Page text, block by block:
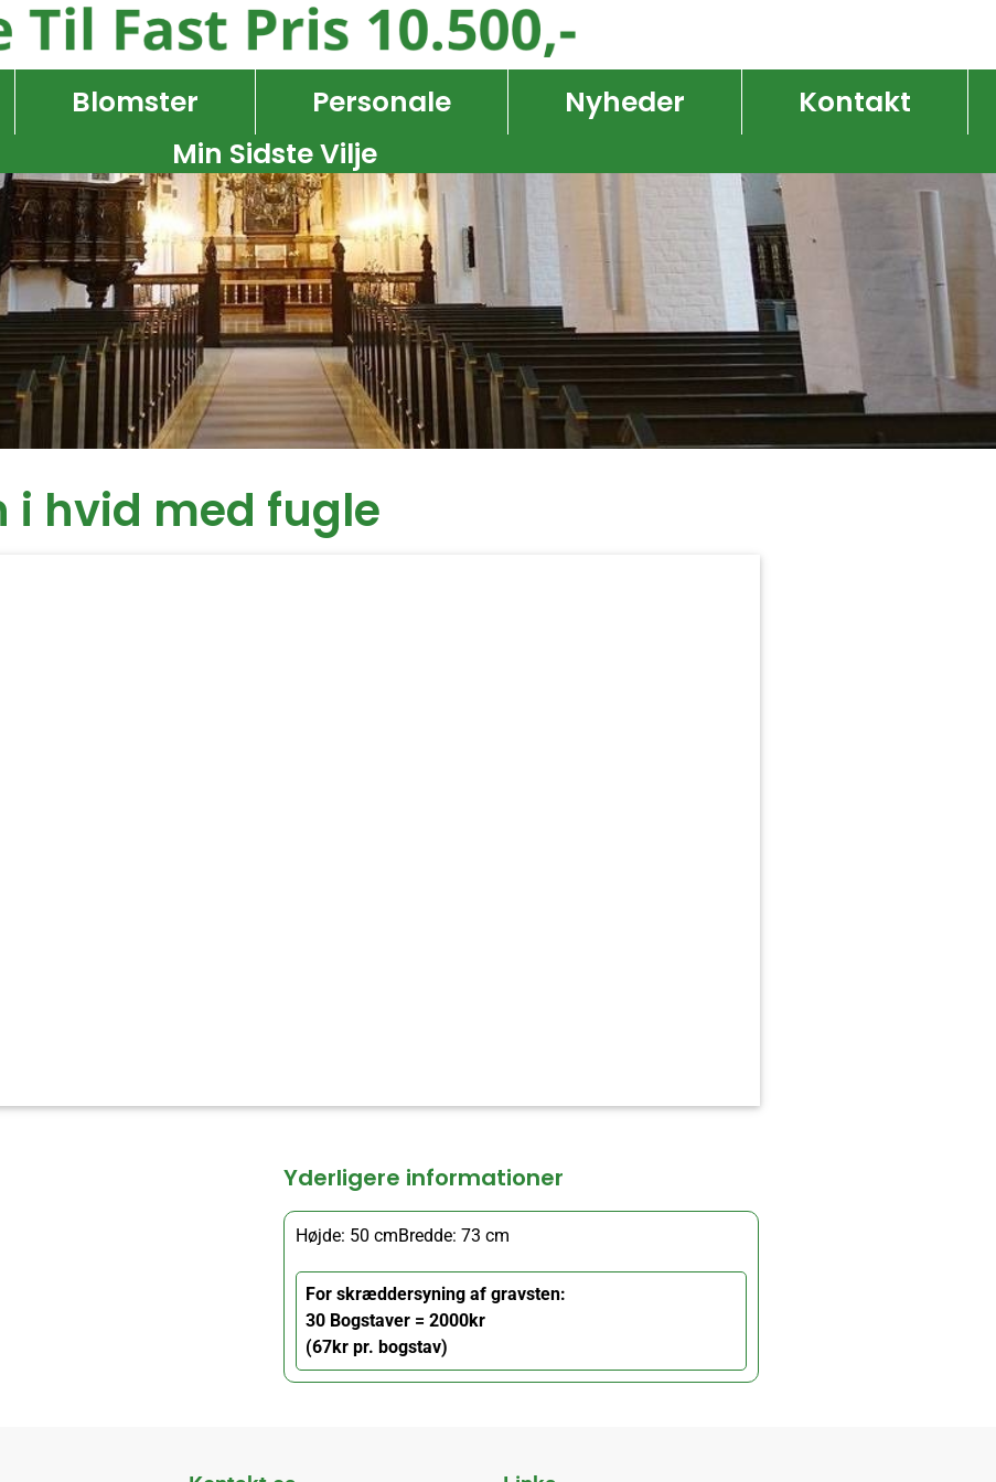
Blomster Personale Nyheder
Kontakt
Min Sidste Vilje
hvid med fugle
Yderligere informationer
Højde: 50 cmBredde: 73 cm
For skræddersyning af gravsten:
30 Bogstaver = 2000kr
(67kr pr. bogstav)